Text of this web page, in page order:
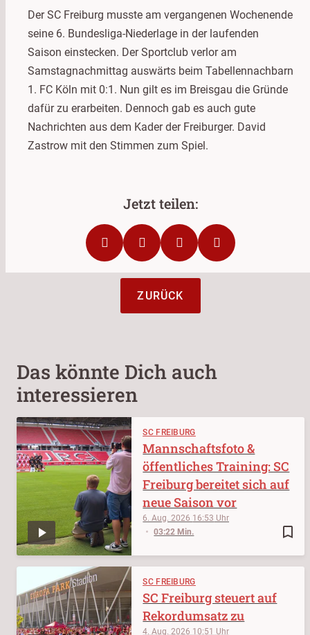
Der SC Freiburg musste am vergangenen Wochenende
seine 6. Bundesliga-Niederlage in der laufenden
Saison einstecken. Der Sportclub verlor am
Samstagnachmittag auswärts beim Tabellennachbarn
1. FC Köln mit 0:1. Nun gilt es im Breisgau die Gründe
dafür zu erarbeiten. Dennoch gab es auch gute
Nachrichten aus dem Kader der Freiburger. David
Zastrow mit den Stimmen zum Spiel.
ZURÜCK
Das könnte Dich auch
interessieren
SC FREIBURG
bookmark_border
6. Aug. 2026 16:53
03:22 Min.
Mannschaftsfoto &
öffentliches Training: SC
Freiburg bereitet sich auf
neue Saison vor
SC FREIBURG
4. Aug. 2026 10:51
SC Freiburg steuert auf
Rekordumsatz zu